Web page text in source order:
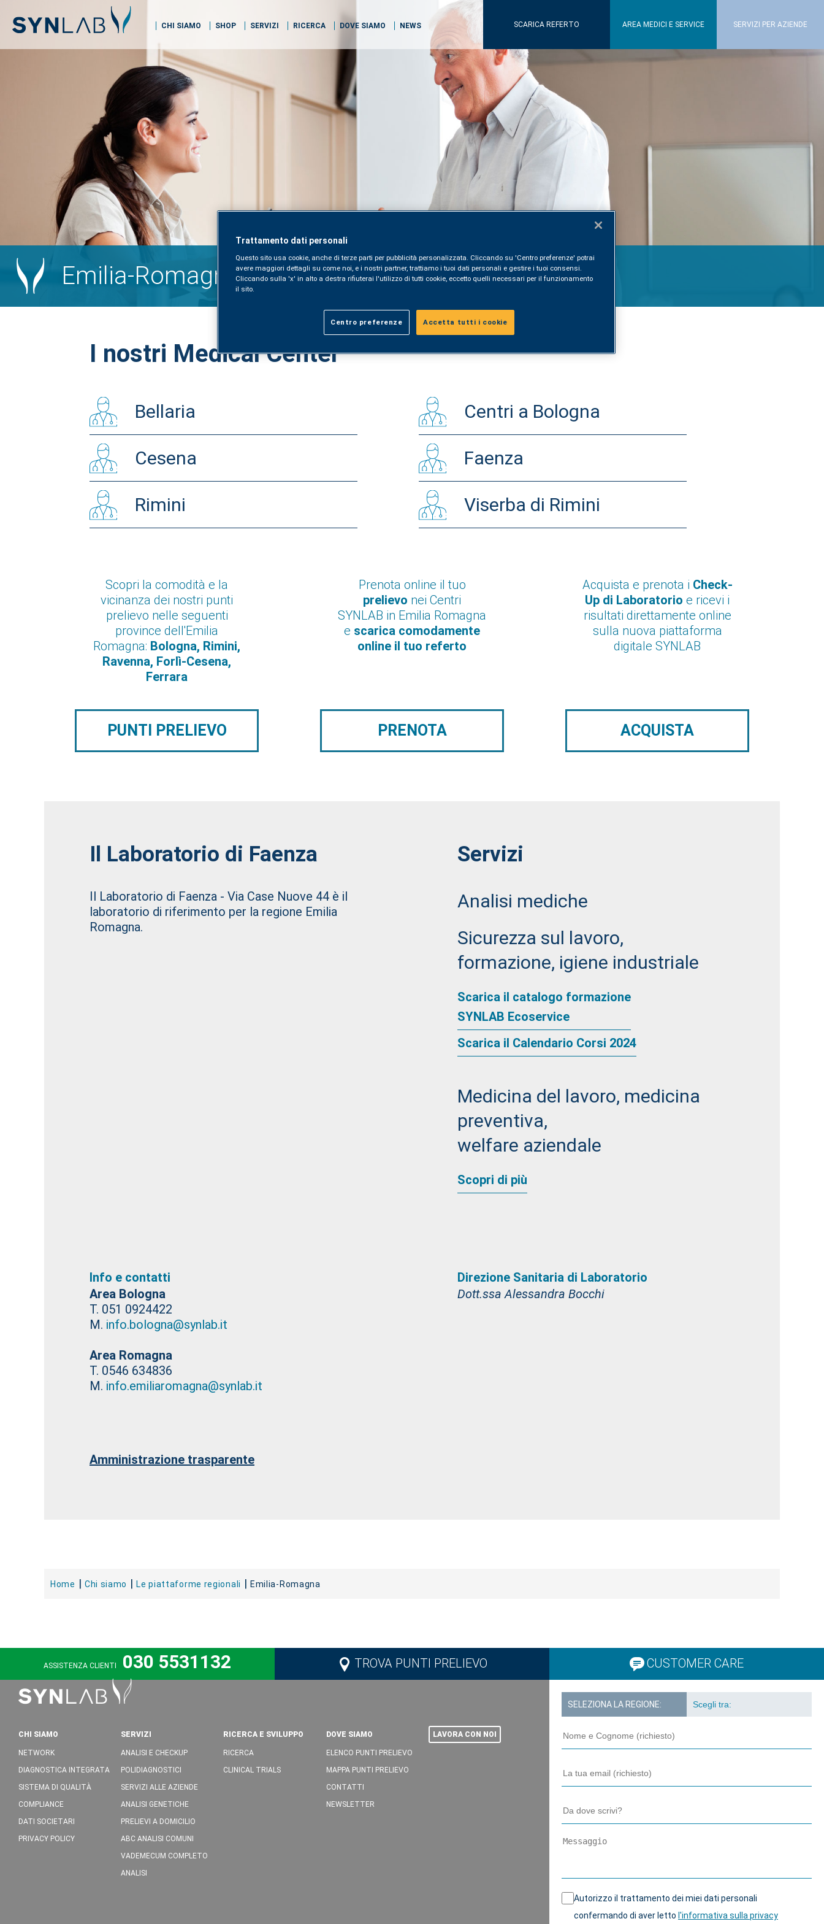
CHI SIAMO SHOP SERVIZI RICERCA DOVE SIAMO NEWS SCARICA REFERTO AREA MEDICI E SERVICE SERVIZI PER AZIENDE
Emilia-Romagna
I nostri Medical Center
Bellaria Centri a Bologna
Cesena Faenza
Rimini Viserba di Rimini
Scopri la comodità e la
vicinanza dei nostri punti
prelievo nelle seguenti
province dell'Emilia
Romagna: Bologna, Rimini,
Ravenna, Forlì-Cesena,
Ferrara
PUNTI PRELIEVO
Prenota online il tuo
prelievo nei Centri
SYNLAB in Emilia Romagna
e scarica comodamente
online il tuo referto
PRENOTA
Acquista e prenota i Check-
Up di Laboratorio e ricevi i
risultati direttamente online
sulla nuova piattaforma
digitale SYNLAB
ACQUISTA
Il Laboratorio di Faenza
Il Laboratorio di Faenza - Via Case Nuove 44 è il
laboratorio di riferimento per la regione Emilia
Romagna.
Servizi
Analisi mediche
Sicurezza sul lavoro,
formazione, igiene industriale
Scarica il catalogo formazione
SYNLAB Ecoservice
Scarica il Calendario Corsi 2024
Medicina del lavoro, medicina
preventiva,
welfare aziendale
Scopri di più
Info e contatti
Area Bologna
T. 051 0924422
M. info.bologna@synlab.it
Area Romagna
T. 0546 634836
M. info.emiliaromagna@synlab.it
Amministrazione trasparente
Direzione Sanitaria di Laboratorio
Dott.ssa Alessandra Bocchi
Home Chi siamo Le piattaforme regionali Emilia-Romagna
ASSISTENZA CLIENTI 030 5531132 TROVA PUNTI PRELIEVO CUSTOMER CARE
SELEZIONA LA REGIONE:
Autorizzo il trattamento dei miei dati personali
confermando di aver letto l'informativa sulla privacy
CHI SIAMO
NETWORK
DIAGNOSTICA INTEGRATA
SISTEMA DI QUALITÀ
COMPLIANCE
DATI SOCIETARI
PRIVACY POLICY
SERVIZI
ANALISI E CHECKUP
POLIDIAGNOSTICI
SERVIZI ALLE AZIENDE
ANALISI GENETICHE
PRELIEVI A DOMICILIO
ABC ANALISI COMUNI
VADEMECUM COMPLETO
ANALISI
RICERCA E SVILUPPO
RICERCA
CLINICAL TRIALS
DOVE SIAMO
ELENCO PUNTI PRELIEVO
MAPPA PUNTI PRELIEVO
CONTATTI
NEWSLETTER
LAVORA CON NOI
Trattamento dati personali
Questo sito usa cookie, anche di terze parti per pubblicità personalizzata. Cliccando su 'Centro preferenze' potrai
avere maggiori dettagli su come noi, e i nostri partner, trattiamo i tuoi dati personali e gestire i tuoi consensi.
Cliccando sulla 'x' in alto a destra rifiuterai l'utilizzo di tutti cookie, eccetto quelli necessari per il funzionamento
il sito.
Centro preferenze Accetta tutti i cookie